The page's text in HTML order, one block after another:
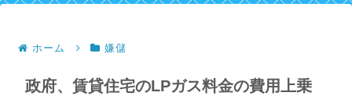
ホーム 嫌儲
政府、賃貸住宅のLPガス料金の費用上乗